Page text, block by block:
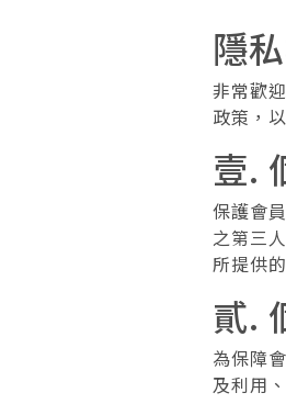
隱
非常歡
政策，
壹.
保護會
之第三
所提供
貳.
為保障
及利用